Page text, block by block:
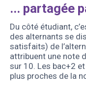
... partagée
Du côté étudiant,
des alternants se
satisfaits) de
attribuent une note
sur 10. Les bac+2
plus proches de la